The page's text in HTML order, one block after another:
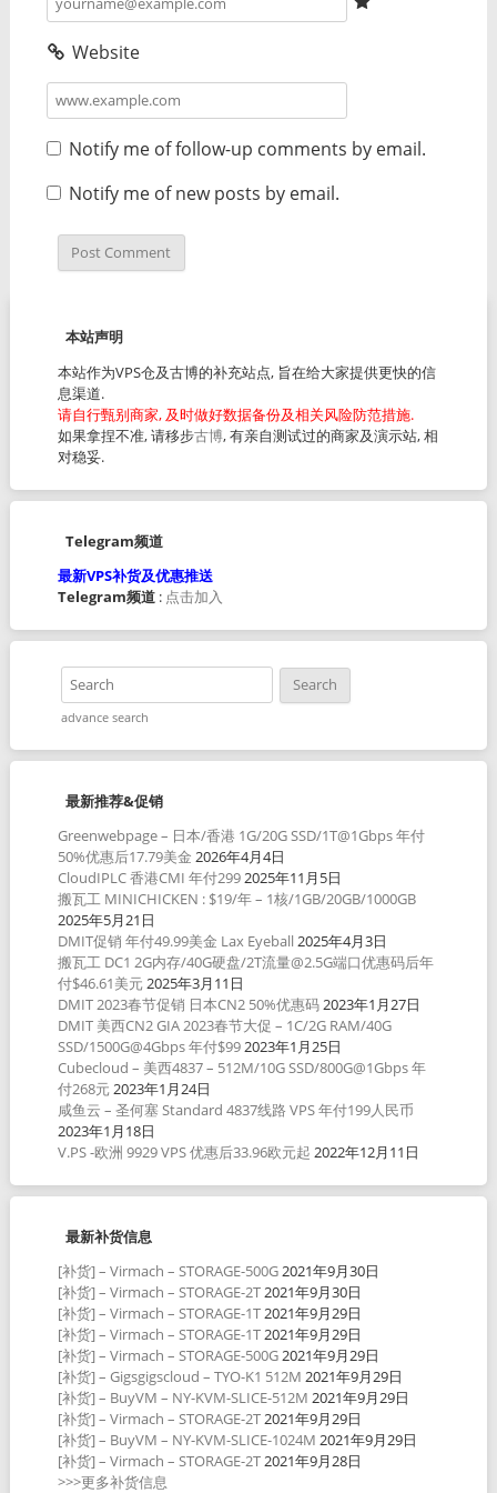
Website
Notify me of follow-up comments by email.
Notify me of new posts by email.
本站声明
本站作为VPS仓及古博的补充站点, 旨在给大家提供更快的信
息渠道.
请自行甄别商家, 及时做好数据备份及相关风险防范措施.
如果拿捏不准, 请移步古博, 有亲自测试过的商家及演示站, 相
对稳妥.
Telegram频道
最新VPS补货及优惠推送
Telegram频道: 点击加入
advance search
最新推荐&促销
Greenwebpage – 日本/香港 1G/20G SSD/1T@1Gbps 年付
50%优惠后17.79美金 2026年4月4日
CloudIPLC 香港CMI 年付2992025年11月5日
搬瓦工 MINICHICKEN : $19/年 – 1核/1GB/20GB/1000GB
2025年5月21日
DMIT促销 年付49.99美金 Lax Eyeball 2025年4月3日
搬瓦工 DC1 2G内存/40G硬盘/2T流量@2.5G端口优惠码后年
付$46.61美元2025年3月11日
DMIT 2023春节促销 日本CN2 50%优惠码2023年1月27日
DMIT 美西CN2 GIA 2023春节大促 – 1C/2G RAM/40G
SSD/1500G@4Gbps 年付$992023年1月25日
Cubecloud – 美西4837 – 512M/10G SSD/800G@1Gbps 年
付268元2023年1月24日
咸鱼云 – 圣何塞 Standard 4837线路 VPS 年付199人民币
2023年1月18日
V.PS -欧洲 9929 VPS 优惠后33.96欧元起 2022年12月11日
最新补货信息
[补货] – Virmach – STORAGE-500G2021年9月30日
[补货] – Virmach – STORAGE-2T2021年9月30日
[补货] – Virmach – STORAGE-1T2021年9月29日
[补货] – Virmach – STORAGE-1T2021年9月29日
[补货] – Virmach – STORAGE-500G2021年9月29日
[补货] – Gigsgigscloud – TYO-K1 512M 2021年9月29日
[补货] – BuyVM – NY-KVM-SLICE-512M 2021年9月29日
[补货] – Virmach – STORAGE-2T2021年9月29日
[补货] – BuyVM – NY-KVM-SLICE-1024M 2021年9月29日
[补货] – Virmach – STORAGE-2T2021年9月28日
>>>更多补货信息